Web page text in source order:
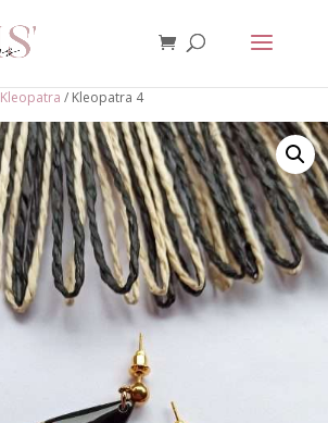
Kleopatra / Kleopatra 4